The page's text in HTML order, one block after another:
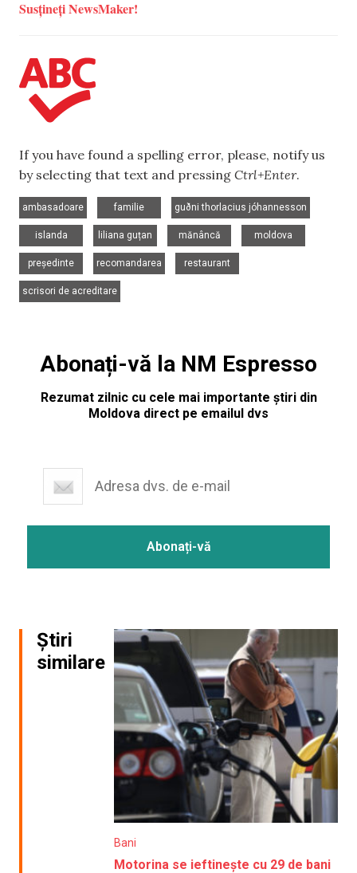
Susțineți NewsMaker!
If you have found a spelling error, please, notify us
by selecting that text and pressing Ctrl+Enter.
ambasadoare
familie
guðni thorlacius jóhannesson
islanda
liliana guțan
mănâncă
moldova
președinte
recomandarea
restaurant
scrisori de acreditare
Abonați-vă la NM Espresso
Rezumat zilnic cu cele mai importante știri din
Moldova direct pe emailul dvs
Știri
similare
Bani
Motorina se ieftinește cu 29 de bani